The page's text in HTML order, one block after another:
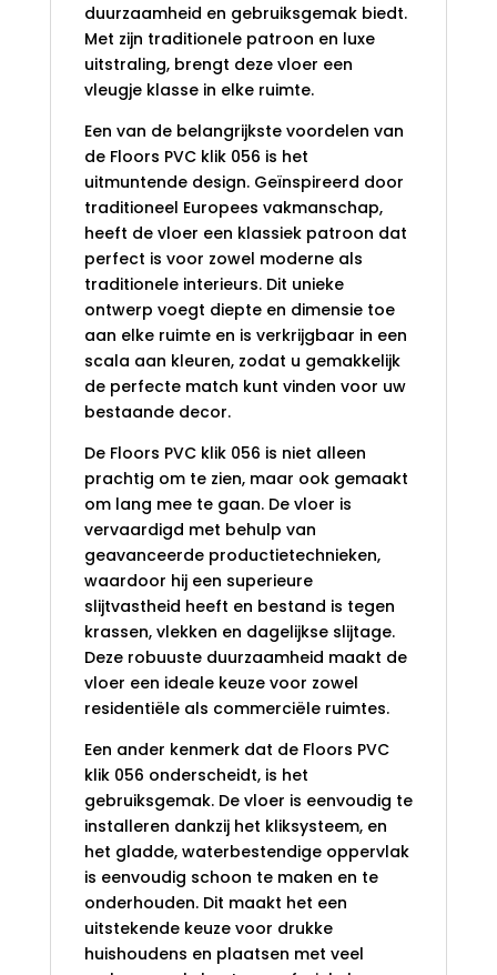
duurzaamheid en gebruiksgemak biedt.
Met zijn traditionele patroon en luxe
uitstraling, brengt deze vloer een
vleugje klasse in elke ruimte.
Een van de belangrijkste voordelen van
de Floors PVC klik 056 is het
uitmuntende design. Geïnspireerd door
traditioneel Europees vakmanschap,
heeft de vloer een klassiek patroon dat
perfect is voor zowel moderne als
traditionele interieurs. Dit unieke
ontwerp voegt diepte en dimensie toe
aan elke ruimte en is verkrijgbaar in een
scala aan kleuren, zodat u gemakkelijk
de perfecte match kunt vinden voor uw
bestaande decor.
DeFloors PVC klik 056 is niet alleen
prachtig om te zien, maar ook gemaakt
om lang mee te gaan. De vloer is
vervaardigd met behulp van
geavanceerde productietechnieken,
waardoor hij een superieure
slijtvastheid heeft en bestand is tegen
krassen, vlekken en dagelijkse slijtage.
Deze robuuste duurzaamheid maakt de
vloer een ideale keuze voor zowel
residentiële als commerciële ruimtes.
Een ander kenmerk dat deFloors PVC
klik 056 onderscheidt, is het
gebruiksgemak. De vloer is eenvoudig te
installeren dankzij het kliksysteem, en
het gladde, waterbestendige oppervlak
is eenvoudig schoon te maken en te
onderhouden. Dit maakt het een
uitstekende keuze voor drukke
huishoudens en plaatsen met veel